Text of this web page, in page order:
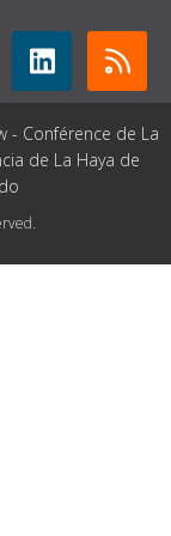
- Conférence de La
de La Haya de